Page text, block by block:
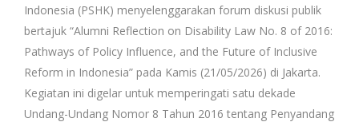
Indonesia (PSHK) menyelenggarakan forum diskusi publik
bertajuk “Alumni Reflection on Disability Law No. 8 of 2016:
Pathways of Policy Influence, and the Future of Inclusive
Reform in Indonesia” pada Kamis (21/05/2026) di Jakarta.
Kegiatan ini digelar untuk memperingati satu dekade
Undang-Undang Nomor 8 Tahun 2016 tentang Penyandang